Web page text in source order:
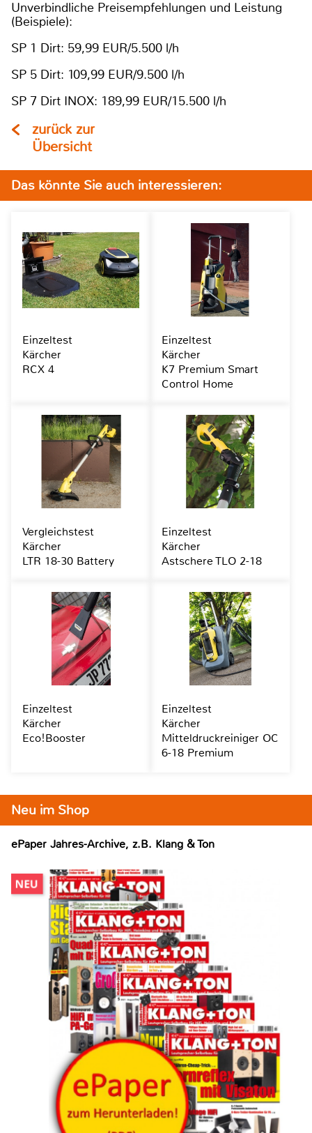
Unverbindliche Preisempfehlungen und Leistung
(Beispiele):
SP 1 Dirt: 59,99 EUR/5.500 l/h
SP 5 Dirt: 109,99 EUR/9.500 l/h
SP 7 Dirt INOX: 189,99 EUR/15.500 l/h
zurück zur
Übersicht
Neu im Shop
ePaper Jahres-Archive, z.B. Klang & Ton
Das könnte Sie auch interessieren:
Einzeltest
Kärcher
RCX 4
Einzeltest
Kärcher
K7 Premium Smart
Control Home
Vergleichstest
Kärcher
LTR 18-30 Battery
Einzeltest
Kärcher
Astschere TLO 2-18
Einzeltest
Kärcher
Eco!Booster
Einzeltest
Kärcher
Mitteldruckreiniger OC
6-18 Premium